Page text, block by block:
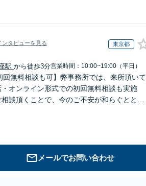
ンタビューを見る 東京都
駅 から徒歩3分営業時間：10:00~19:00（平日）
回無料相談も可】弊事務所では、来所頂いて
オンライン形式での初回無料相談も実施
談頂くことで、今のご不安が和らぐととも
メールでお問い合わせ